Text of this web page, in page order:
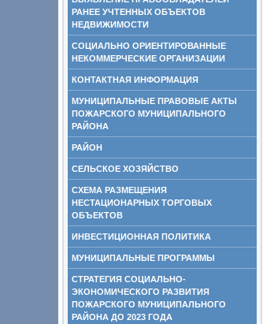
РАНЕЕ УЧТЕННЫХ ОБЪЕКТОВ
НЕДВИЖИМОСТИ
СОЦИАЛЬНО ОРИЕНТИРОВАННЫЕ
НЕКОММЕРЧЕСКИЕ ОРГАНИЗАЦИИ
КОНТАКТНАЯ ИНФОРМАЦИЯ
МУНИЦИПАЛЬНЫЕ ПРАВОВЫЕ АКТЫ
ПОЖАРСКОГО МУНИЦИПАЛЬНОГО
РАЙОНА
РАЙОН
СЕЛЬСКОЕ ХОЗЯЙСТВО
СХЕМА РАЗМЕЩЕНИЯ
НЕСТАЦИОНАРНЫХ ТОРГОВЫХ
ОБЪЕКТОВ
ИНВЕСТИЦИОННАЯ ПОЛИТИКА
МУНИЦИПАЛЬНЫЕ ПРОГРАММЫ
СТРАТЕГИЯ СОЦИАЛЬНО-
ЭКОНОМИЧЕСКОГО РАЗВИТИЯ
ПОЖАРСКОГО МУНИЦИПАЛЬНОГО
РАЙОНА ДО 2023 ГОДА